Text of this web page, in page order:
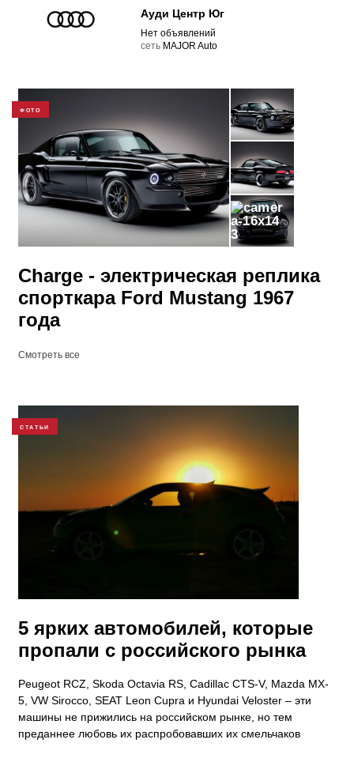
Ауди Центр Юг
Нет объявлений
cеть MAJOR Auto
ФОТО
3
Charge - электрическая реплика
спорткара Ford Mustang 1967
года
Смотреть все
СТАТЬИ
5 ярких автомобилей, которые
пропали с российского рынка
Peugeot RCZ, Skoda Octavia RS, Cadillac CTS-V, Mazda MX-
5, VW Sirocco, SEAT Leon Cupra и Hyundai Veloster – эти
машины не прижились на российском рынке, но тем
преданнее любовь их распробовавших их смельчаков